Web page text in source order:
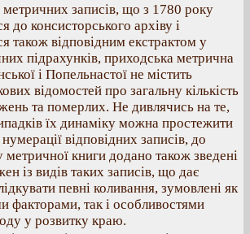
метричних записів, що з 1780 року
до консисторського архіву і
також відповідним екстрактом у
підрахунків, приходська метрична
і Попельнастої не містить
відомостей про загальну кількість
та померлих. Не дивлячись на те,
їх динаміку можна простежити
відповідних записів, до
метричної книги додано також зведені
із видів таких записів, що дає
певні коливання, зумовлені як
факторами, так і особливостями
у розвитку краю.